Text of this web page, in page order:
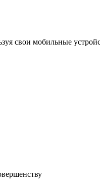
свои мобильные